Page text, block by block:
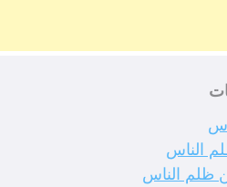
الناس
ظلم الناس